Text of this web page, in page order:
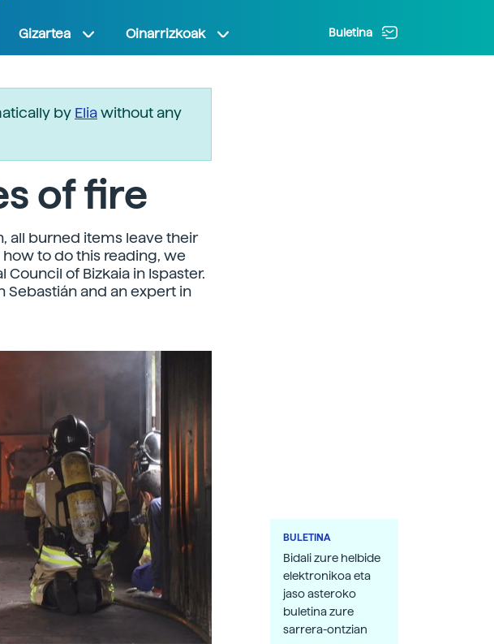
Gizartea Oinarrizkoak Buletina
by Eliawithout any
of fire
all burned items leave their
how to do this reading, we
of Bizkaia in Ispaster.
Sebastián and an expert in
BULETINA
Bidali zure helbide
elektronikoa eta
jaso asteroko
buletina zure
sarrera-ontzian